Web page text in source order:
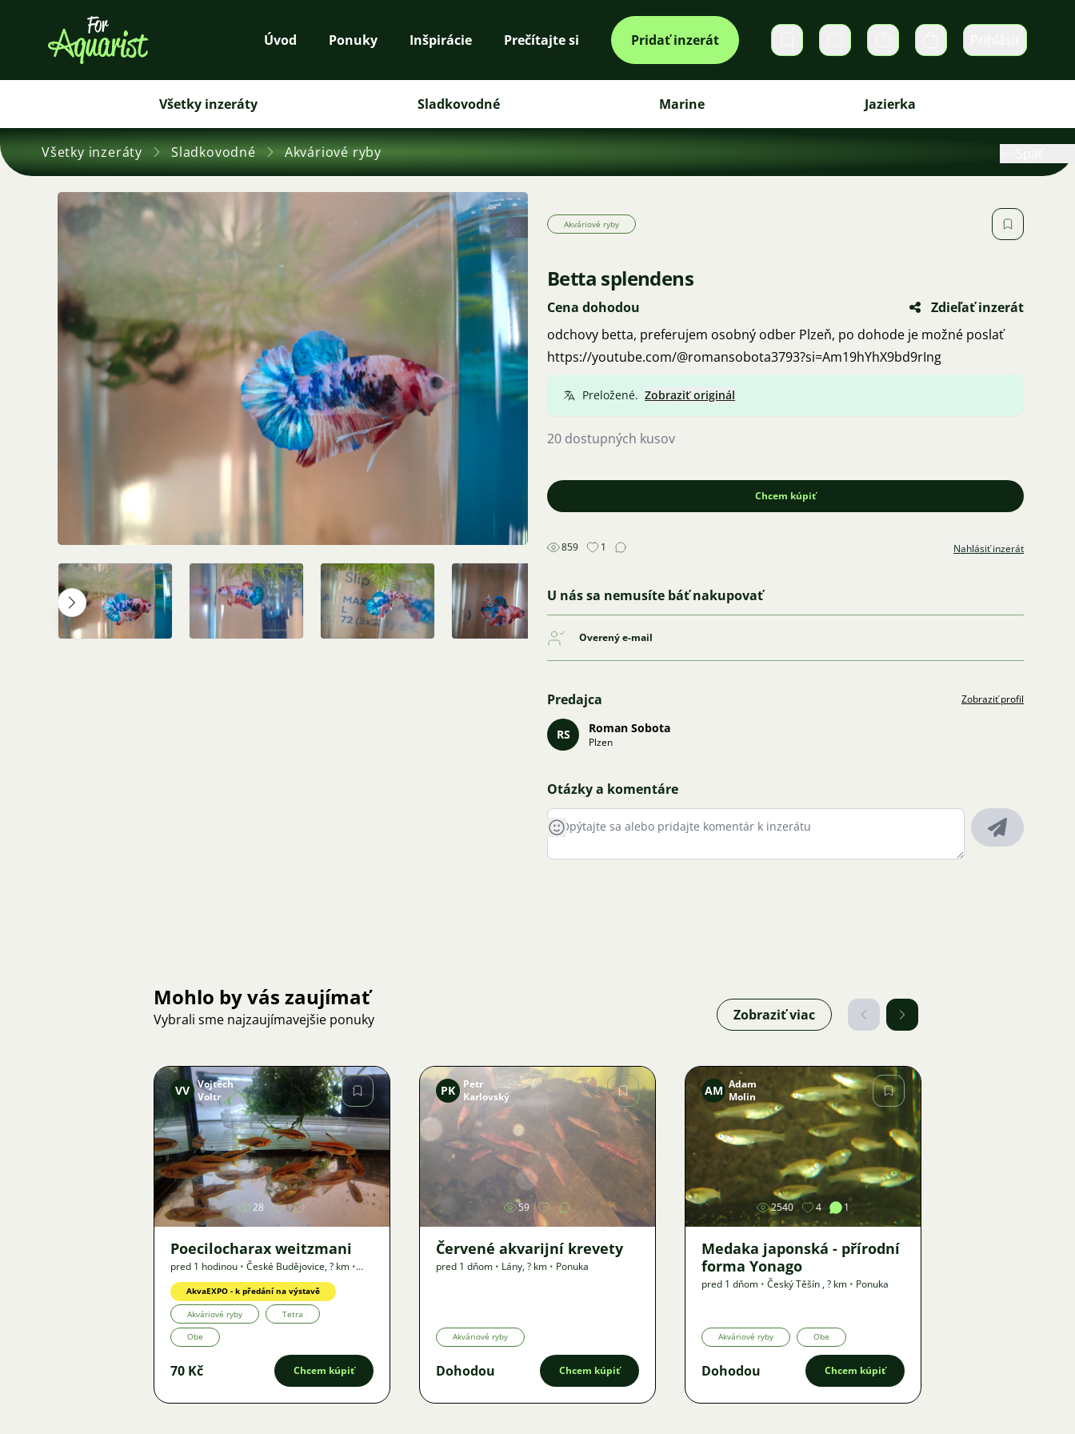
Úvod Ponuky Inšpirácie Prečítajte si Pridať inzerát Súkromné správy Košík
Všetky inzeráty Sladkovodné Marine Jazierka
Všetky inzeráty Sladkovodné Akváriové ryby
Akváriové ryby
Betta splendens
Cena dohodou
Zdieľať inzerát
odchovy betta, preferujem osobný odber Plzeň, po dohode je možné poslať
https://youtube.com/@romansobota3793?si=Am19hYhX9bd9rIng
Preložené. Zobraziť originál
20 dostupných kusov
Chcem kúpiť
859 1 Nahlásiť inzerát
U nás sa nemusíte báť nakupovať
Overený e-mail
Predajca Zobraziť profil
RS Roman Sobota
Plzen
Otázky a komentáre
Mohlo by vás zaujímať
Vybrali sme najzaujímavejšie ponuky Zobraziť viac
Obrázok
VV Vojtěch
Voltr
28
Poecilocharax weitzmani
pred 1 hodinou • České Budějovice,? km •
Ponuka
AkvaEXPO - k předání na výstavě
Akváriové ryby Tetra
Obe
70 Kč Chcem kúpiť
Obrázok
PK
Petr
Karlovský
59
Červené akvarijní krevety
pred 1 dňom • Lány,? km • Ponuka
Akváriové ryby
Dohodou Chcem kúpiť
Obrázok
AM Adam
Molin
2540 4 1
Medaka japonská - přírodní
forma Yonago
pred 1 dňom • Český Těšín ,? km • Ponuka
Akváriové ryby Obe
Dohodou Chcem kúpiť